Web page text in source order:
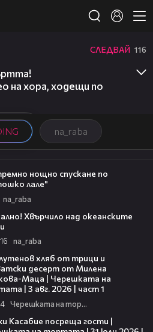
na_raba
СЛЕДВАЙ 116
на хора, ходещи по
нощно спускане по
лале"
na_raba
Хвърчило над океанските
16 na_raba
хляб от трици и
десерт от Милена
Маца | Черешката на
| 3 авг. 2026 | част 1
4 Черешката на тортата
Касабие посреща гости |